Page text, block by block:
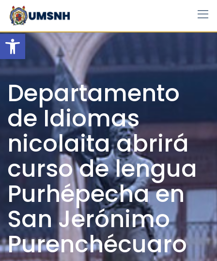
Open toolbar
Skip
content
Departamento
de Idiomas
nicolaita abrirá
curso de lengua
Purhépecha en
San Jerónimo
Purenchécuaro